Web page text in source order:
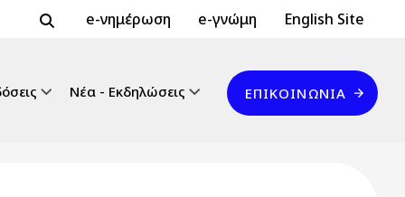
Header Top 2
e-νημέρωση e-γνώμη Header Top
English Site
Νέα - Εκδηλώσεις
Επικοινωνία
ΕΠΙΚΟΙΝΩΝΊΑ